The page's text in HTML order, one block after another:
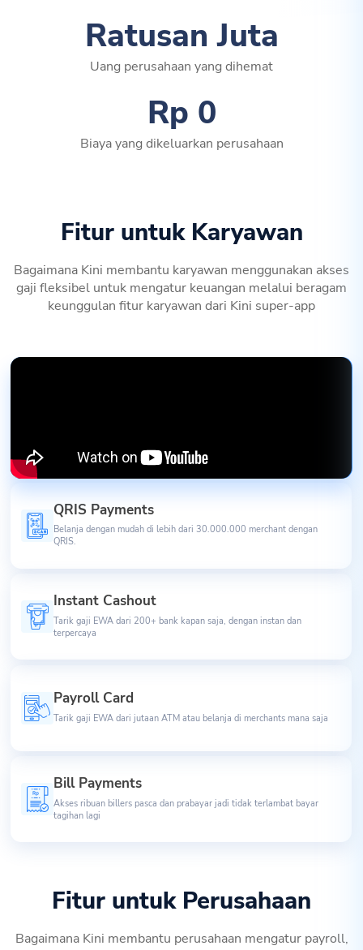
Ratusan Juta
Uang perusahaan yang dihemat
Rp 0
Biaya yang dikeluarkan perusahaan
Fitur untuk Karyawan
Bagaimana Kini membantu karyawan menggunakan akses
gaji fleksibel untuk mengatur keuangan melalui beragam
keunggulan fitur karyawan dari Kini super-app
QRIS Payments
Belanja dengan mudah di lebih dari 30.000.000 merchant dengan
QRIS.
Instant Cashout
Tarik gaji EWA dari 200+ bank kapan saja, dengan instan dan
terpercaya
Payroll Card
Tarik gaji EWA dari jutaan ATM atau belanja di merchants mana saja
Bill Payments
Akses ribuan billers pasca dan prabayar jadi tidak terlambat bayar
tagihan lagi
Fitur untuk Perusahaan
Bagaimana Kini membantu perusahaan mengatur payroll,